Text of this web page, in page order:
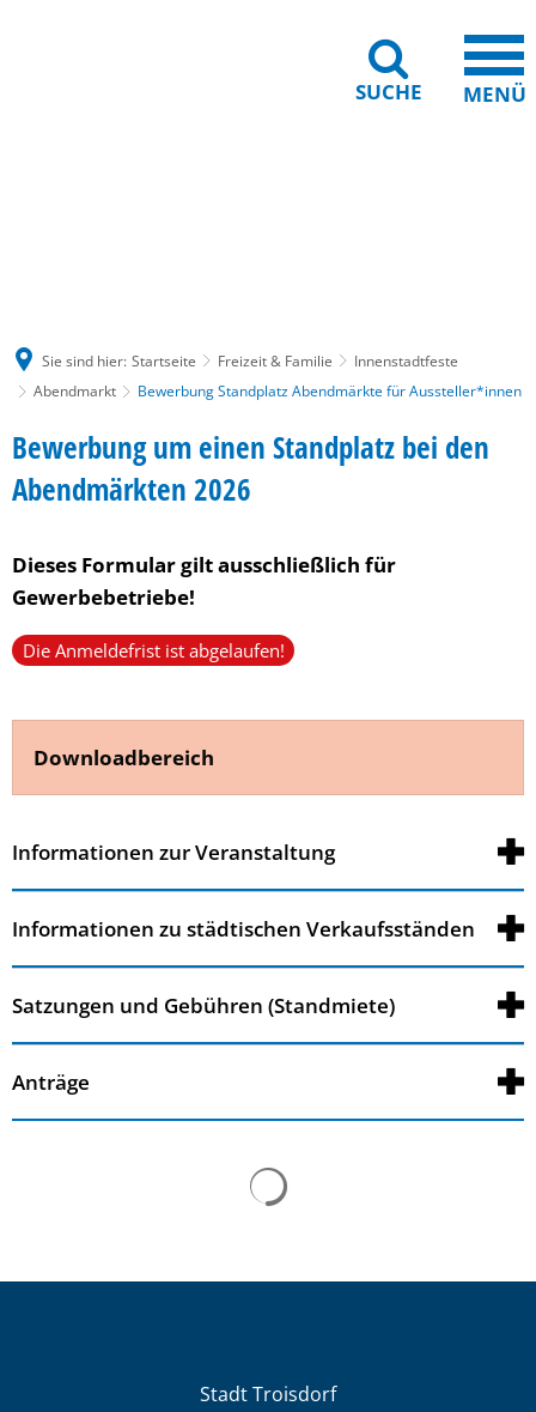
SUCHE MENÜ
Sie sind hier: Startseite Freizeit & Familie
Innenstadtfeste
Abendmarkt
Bewerbung Standplatz Abendmärkte für Aussteller*innen
Bewerbung
Standplatz
für
Aussteller*innen
Bewerbung um einen Standplatz bei den
Abendmärkten 2026
Dieses Formular gilt ausschließlich für
Gewerbebetriebe!
Die Anmeldefrist ist abgelaufen!
Downloadbereich
Informationen zur Veranstaltung
Informationen zu städtischen Verkaufsständen
Satzungen und Gebühren (Standmiete)
Anträge
Stadt Troisdorf